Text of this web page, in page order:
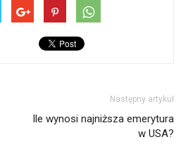
Następny artykuł
Ile wynosi najniższa emerytura
w USA?